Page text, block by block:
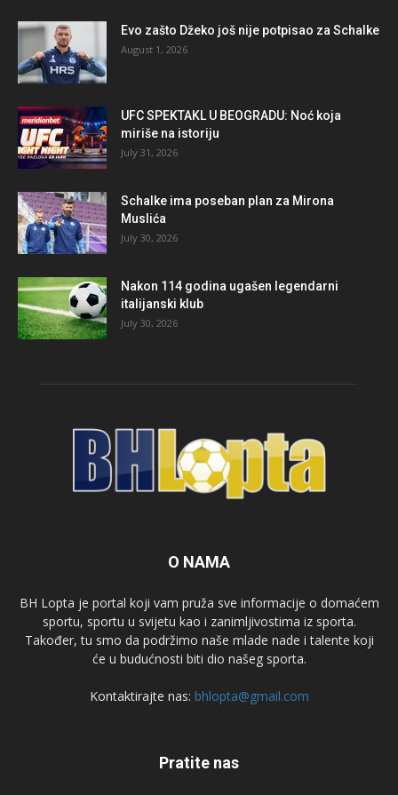
Evo zašto Džeko još nije potpisao za Schalke
August 1, 2026
UFC SPEKTAKL U BEOGRADU: Noć koja
miriše na istoriju
July 31, 2026
Schalke ima poseban plan za Mirona
Muslića
July 30, 2026
Nakon 114 godina ugašen legendarni
italijanski klub
July 30, 2026
O NAMA
BH Lopta je portal koji vam pruža sve informacije o domaćem
sportu, sportu u svijetu kao i zanimljivostima iz sporta.
Također, tu smo da podržimo naše mlade nade i talente koji
će u budućnosti biti dio našeg sporta.
Kontaktirajte nas: bhlopta@gmail.com
Pratite nas